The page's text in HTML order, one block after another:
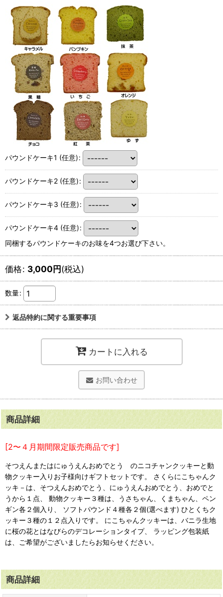
パウンドケーキ1 (任意):
パウンドケーキ2 (任意):
パウンドケーキ3 (任意):
パウンドケーキ4 (任意):
同梱するパウンドケーキのお味を4つお選び下さい。
価格: 3,000円(税込)
数量:
返品特約に関する重要事項
カートに入れる
お問い合わせ
商品詳細
[2〜４月期間限定販売商品です]
そつえんまたはにゅうえんおめでとう のニコチャンクッキーと動
物クッキー入りお子様向けギフトセットです。 さくらにこちゃんク
ッキ－は、そつえんおめでとう、にゅうえんおめでとう、おめでと
うから１点、 動物クッキー３種は、うさちゃん、くまちゃん、ペン
ギン各２個入り、 ソフトパウンド４種各２個(選べます) ひとくちク
ッキー３種の１２点入りです。 にこちゃんクッキーは、バニラ生地
に桜の花とはなびらのデコレーションタイプ、 ラッピング包装紙
は、ご希望がございましたらお知らせください。
商品詳細